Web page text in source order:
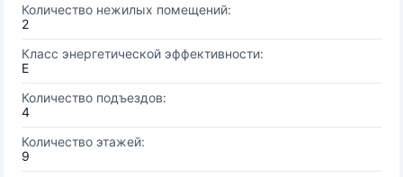
Количество нежилых помещений:
2
Класс энергетической эффективности:
E
Количество подъездов:
4
Количество этажей:
9